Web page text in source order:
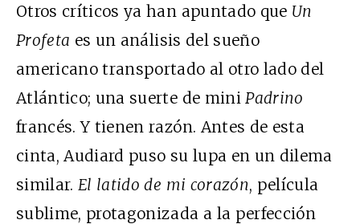
Otros críticos ya han apuntado que Un
Profeta es un análisis del sueño
americano transportado al otro lado del
Atlántico; una suerte de miniPadrino
francés. Y tienen razón. Antes de esta
cinta, Audiard puso su lupa en un dilema
similar.El latido de mi corazón, película
sublime, protagonizada a la perfección